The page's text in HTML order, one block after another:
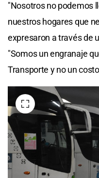
"Nosotros no podemos
nuestros hogares que
expresaron a través de
"Somos un engranaje
Transporte y no un